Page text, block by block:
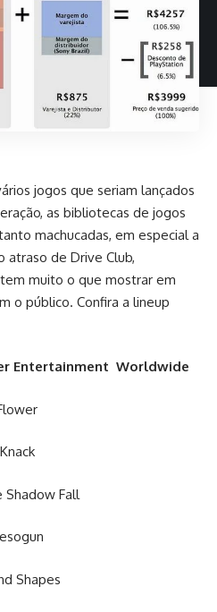
jogos que seriam lançados
as bibliotecas de jogos
machucadas, em especial a
atraso de Drive Club,
muito o que mostrar em
o público. Confira a lineup
Entertainment Worldwide
Knack
Shadow Fall
Shapes